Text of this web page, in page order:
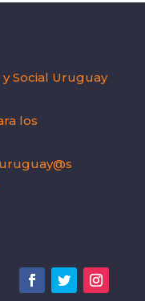
Social Uruguay
los